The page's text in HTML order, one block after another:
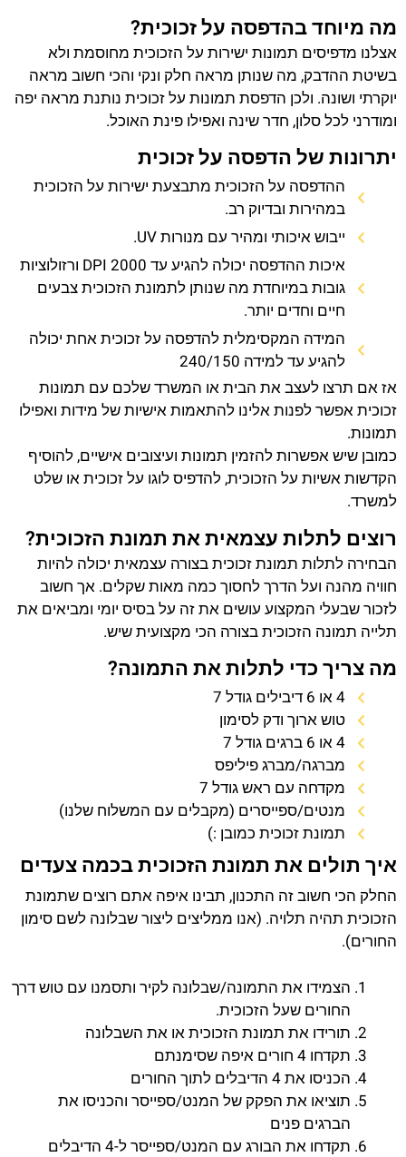
מה מיוחד בהדפסה על זכוכית?
אצלנו מדפיסים תמונות ישירות על הזכוכית מחוסמת ולא
בשיטת ההדבק, מה שנותן מראה חלק ונקי והכי חשוב מראה
יוקרתי ושונה. ולכן הדפסת תמונות על זכוכית נותנת מראה יפה
ומודרני לכל סלון, חדר שינה ואפילו פינת האוכל.
יתרונות של הדפסה על זכוכית
ההדפסה על הזכוכית מתבצעת ישירות על הזכוכית
במהירות ובדיוק רב.
ייבוש איכותי ומהיר עם מנורות UV.
איכות ההדפסה יכולה להגיע עד 2000 DPI ורזולוציות
גובות במיוחדת מה שנותן לתמונת הזכוכית צבעים
חיים וחדים יותר.
המידה המקסימלית להדפסה על זכוכית אחת יכולה
להגיע עד למידה 240/150
אז אם תרצו לעצב את הבית או המשרד שלכם עם תמונות
זכוכית אפשר לפנות אלינו להתאמות אישיות של מידות ואפילו
תמונות.
כמובן שיש אפשרות להזמין תמונות ועיצובים אישיים, להוסיף
הקדשות אשיות על הזכוכית, להדפיס לוגו על זכוכית או שלט
למשרד.
רוצים לתלות עצמאית את תמונת הזכוכית?
הבחירה לתלות תמונת זכוכית בצורה עצמאית יכולה להיות
חוויה מהנה ועל הדרך לחסוך כמה מאות שקלים. אך חשוב
לזכור שבעלי המקצוע עושים את זה על בסיס יומי ומביאים את
תלייה תמונה הזכוכית בצורה הכי מקצועית שיש.
מה צריך כדי לתלות את התמונה?
4 או 6 דיבילים גודל 7
טוש ארוך ודק לסימון
4 או 6 ברגים גודל 7
מברגה/מברג פיליפס
מקדחה עם ראש גודל 7
מנטים/ספייסרים (מקבלים עם המשלוח שלנו)
תמונת זכוכית כמובן :)
איך תולים את תמונת הזכוכית בכמה צעדים
החלק הכי חשוב זה התכנון, תבינו איפה אתם רוצים שתמונת
הזכוכית תהיה תלויה. (אנו ממליצים ליצור שבלונה לשם סימון
החורים).
הצמידו את התמונה/שבלונה לקיר ותסמנו עם טוש דרך
החורים שעל הזכוכית.
תורידו את תמונת הזכוכית או את השבלונה
תקדחו 4 חורים איפה שסימנתם
הכניסו את 4 הדיבלים לתוך החורים
תוציאו את הפקק של המנט/ספייסר והכניסו את
הברגים פנים
תקדחו את הבורג עם המנט/ספייסר ל-4 הדיבלים